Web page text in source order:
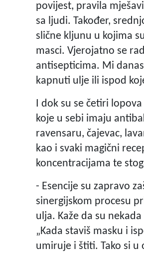
povijest, pravila
sa ljudi. Također,
slične kljunu u kojima
masci. Vjerojatno se
antisepticima. Mi
kapnuti ulje ili ispod
I dok su se četiri
koje u sebi imaju
ravensaru, čajevac,
kao i svaki magični
koncentracijama te
- Esencije su zapravo
sinergijskom procesu
ulja. Kaže da su
„Kada staviš masku i
umiruje i štiti. Tako si